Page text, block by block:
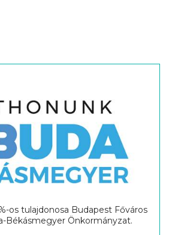
os tulajdonosa Budapest Főváros
Békásmegyer Önkormányzat.